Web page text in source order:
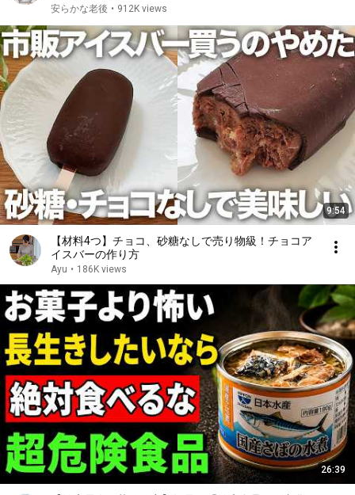
安らかな老後 • 912K views
9:54
【材料4つ】チョコ、砂糖なしで売り物級！チョコア
イスバーの作り方
Ayu • 186K views
26:39